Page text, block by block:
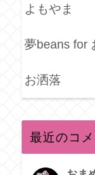
よもやま
夢beans for
お洒落
最近のコメ